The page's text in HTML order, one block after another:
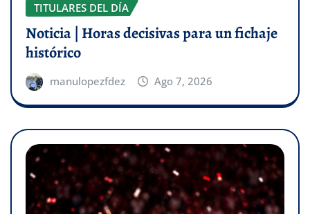
TITULARES DEL DÍA
Noticia | Horas decisivas para un fichaje
histórico
manulopezfdez Ago 7, 2026